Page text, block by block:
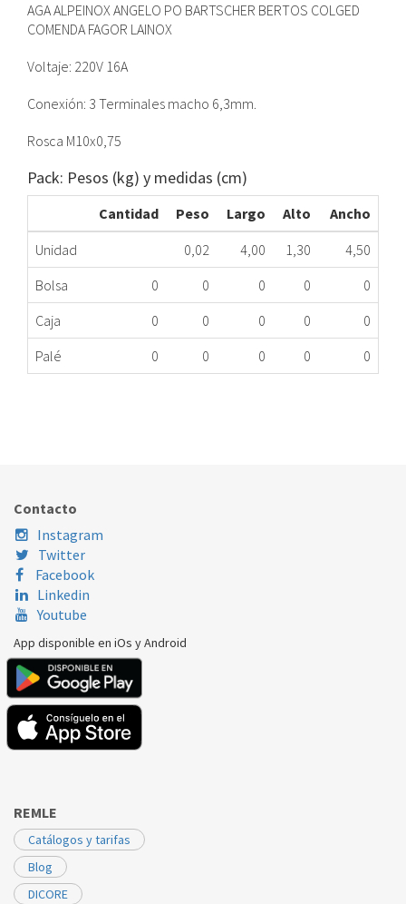
AGA ALPEINOX ANGELO PO BARTSCHER BERTOS COLGED
COMENDA FAGOR LAINOX
Voltaje: 220V 16A
Conexión: 3 Terminales macho 6,3mm.
Rosca M10x0,75
Pack: Pesos (kg) y medidas (cm)
Cantidad Peso Largo Alto
Ancho
Unidad
0,02 4,00 1,30
4,50
Bolsa
0 0 0 0
0
Caja
0 0 0 0
0
Palé
0 0 0 0 0
Contacto
Instagram
Twitter
Facebook
Linkedin
Youtube
App disponible en iOs y Android
REMLE
Catálogos y tarifas
Blog
DICORE